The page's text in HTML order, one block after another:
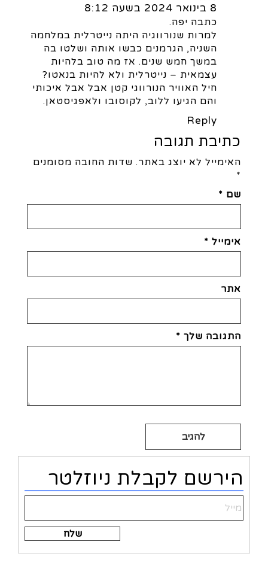
8 בינואר 2024 בשעה 8:12
כתבה יפה.
למרות שנורווגיה היתה נייטרלית במלחמה
השניה, הגרמנים כבשו אותה ושלטו בה
במשך חמש שנים. אז מה טוב בלהיות
עצמאית – נייטרלית ולא להיות בנאטו?
חיל האוויר הנורווגי קטן אבל אבל איכותי
והם הגיעו ללוב, לקוסובו ולאפגיסטאן.
Reply
כתיבת תגובה
האימייל לא יוצג באתר. שדות החובה מסומנים
*
שם *
אימייל *
אתר
התגובה שלך *
הירשם לקבלת ניוזלטר
Alternative: